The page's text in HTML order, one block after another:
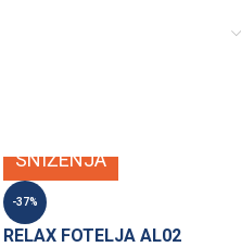
SNIŽENJA
-37%
RELAX FOTELJA AL02